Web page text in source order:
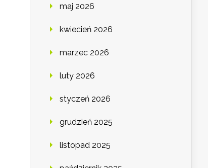
maj 2026
kwiecień 2026
marzec 2026
luty 2026
styczeń 2026
grudzień 2025
listopad 2025